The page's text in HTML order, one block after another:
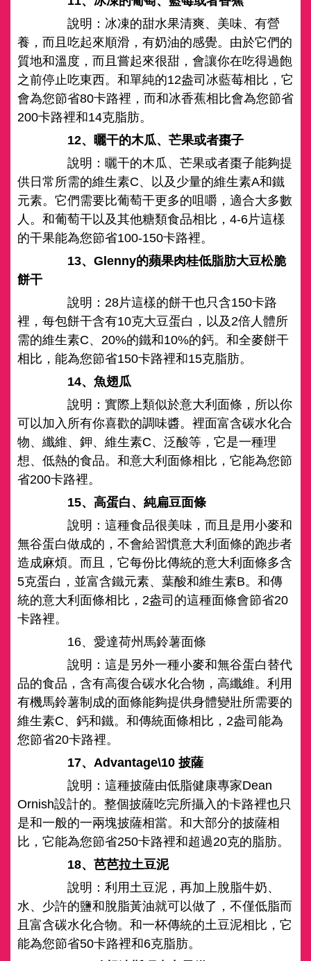
說明：冰凍的甜水果清爽、美味、有營
養，而且吃起來順滑，有奶油的感覺。由於它們的
質地和溫度，而且嘗起來很甜，會讓你在吃得過飽
之前停止吃東西。和單純的12盎司冰藍莓相比，它
會為您節省80卡路裡，而和冰香蕉相比會為您節省
200卡路裡和14克脂肪。
12、曬干的木瓜、芒果或者棗子
說明：曬干的木瓜、芒果或者棗子能夠提
供日常所需的維生素C、以及少量的維生素A和鐵
元素。它們需要比葡萄干更多的咀嚼，適合大多數
人。和葡萄干以及其他糖類食品相比，4-6片這樣
的干果能為您節省100-150卡路裡。
13、Glenny的蘋果肉桂低脂肪大豆松脆
餅干
說明：28片這樣的餅干也只含150卡路
裡，每包餅干含有10克大豆蛋白，以及2倍人體所
需的維生素C、20%的鐵和10%的鈣。和全麥餅干
相比，能為您節省150卡路裡和15克脂肪。
14、魚翅瓜
說明：實際上類似於意大利面條，所以你
可以加入所有你喜歡的調味醬。裡面富含碳水化合
物、纖維、鉀、維生素C、泛酸等，它是一種理
想、低熱的食品。和意大利面條相比，它能為您節
省200卡路裡。
15、高蛋白、純扁豆面條
說明：這種食品很美味，而且是用小麥和
無谷蛋白做成的，不會給習慣意大利面條的跑步者
造成麻煩。而且，它每份比傳統的意大利面條多含
5克蛋白，並富含鐵元素、葉酸和維生素B。和傳
統的意大利面條相比，2盎司的這種面條會節省20
卡路裡。
16、愛達荷州馬鈴薯面條
說明：這是另外一種小麥和無谷蛋白替代
品的食品，含有高復合碳水化合物，高纖維。利用
有機馬鈴薯制成的面條能夠提供身體變壯所需要的
維生素C、鈣和鐵。和傳統面條相比，2盎司能為
您節省20卡路裡。
17、Advantage\10 披薩
說明：這種披薩由低脂健康專家Dean
Ornish設計的。整個披薩吃完所攝入的卡路裡也只
是和一般的一兩塊披薩相當。和大部分的披薩相
比，它能為您節省250卡路裡和超過20克的脂肪。
18、芭芭拉土豆泥
說明：利用土豆泥，再加上脫脂牛奶、
水、少許的鹽和脫脂黃油就可以做了，不僅低脂而
且富含碳水化合物。和一杯傳統的土豆泥相比，它
能為您節省50卡路裡和6克脂肪。